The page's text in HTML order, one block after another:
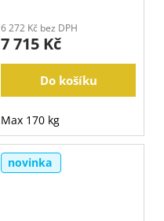
6 272 Kč bez DPH
7 715 Kč
Do košíku
Max 170 kg
novinka